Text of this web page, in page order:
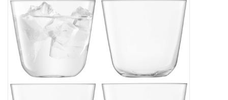
Koffie & Thee
Bar & Wijn